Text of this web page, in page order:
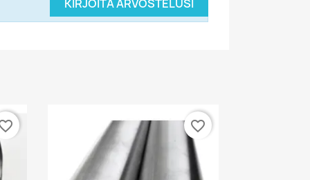
KIRJOITA ARVOSTELUSI
favorite_border